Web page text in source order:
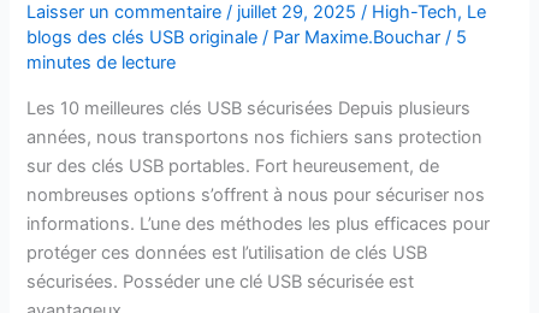
Laisser un commentaire / juillet 29, 2025/ High-Tech, Le
blogs des clés USB originale / Par Maxime.Bouchar/ 5
minutes de lecture
Les 10 meilleures clés USB sécurisées Depuis plusieurs
années, nous transportons nos fichiers sans protection
sur des clés USB portables. Fort heureusement, de
nombreuses options s’offrent à nous pour sécuriser nos
informations. L’une des méthodes les plus efficaces pour
protéger ces données est l’utilisation de clés USB
sécurisées. Posséder une clé USB sécurisée est